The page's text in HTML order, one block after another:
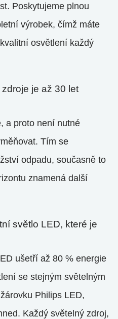
Poskytujeme plnou
výrobek, čímž máte
osvětlení každý
je až 30 let
a proto není nutné
Tím se
odpadu, současně to
znamená další
světlo LED, které je
ušetří až 80 % energie
se stejným světelným
Philips LED,
Každý světelný zdroj,